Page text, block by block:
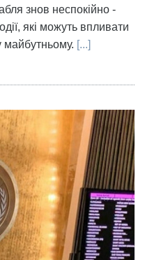
знов неспокійно -
які можуть впливати
майбутньому. [...]